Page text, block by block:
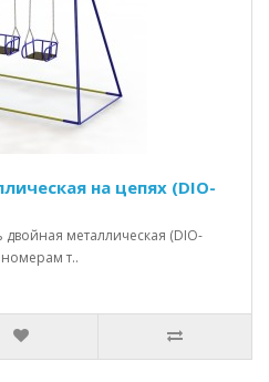
на цепях (DIO-
двойная металлическая (DIO-
т..